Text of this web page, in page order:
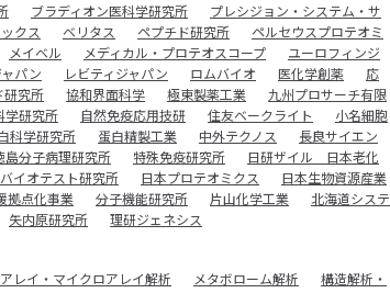
ブラディオン医科学研究所
プレシジョン・システム・サ
クス ベリタス ペプチド研究所
ペルセウスプロテオミ
メイベル メディカル・プロテオスコープ
ユーロフィンジ
パン レビティジャパン ロムバイオ 医化学創薬
応
研究所 協和界面科学 極東製薬工業
九州プロサーチ有限
学研究所 自然免疫応用技研 住友ベークライト
小名細胞
科学研究所 蛋白精製工業 中外テクノス
長良サイエン
島分子病理研究所 特殊免疫研究所
日研ザイル 日本老化
イオテスト研究所 日本プロテオミクス
日本生物資源産業
拠点化事業 分子機能研究所 片山化学工業
北海道システ
矢内原研究所 理研ジェネシス
アレイ・マイクロアレイ解析 メタボローム解析
構造解析・